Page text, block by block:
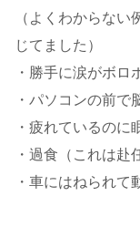
（よくわからな
じてました）
・勝手に涙がボロ
・パソコンの前で
・疲れているのに
・過食（これは赴
・車にはねられて